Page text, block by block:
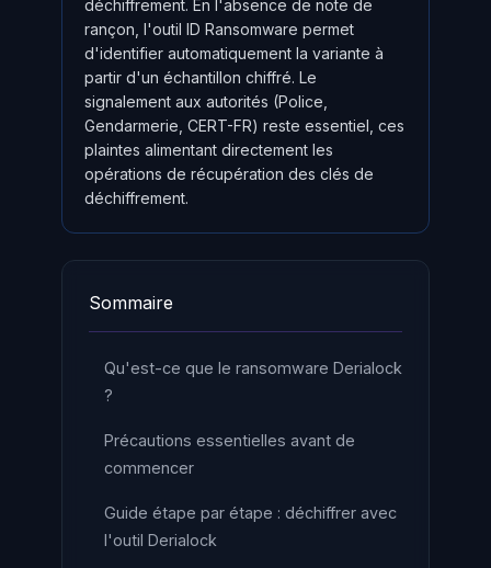
déchiffrement. En l'absence de note de
rançon, l'outil ID Ransomware permet
d'identifier automatiquement la variante à
partir d'un échantillon chiffré. Le
signalement aux autorités (Police,
Gendarmerie, CERT-FR) reste essentiel, ces
plaintes alimentant directement les
opérations de récupération des clés de
déchiffrement.
Sommaire
Qu'est-ce que le ransomware Derialock
?
Précautions essentielles avant de
commencer
Guide étape par étape : déchiffrer avec
l'outil Derialock